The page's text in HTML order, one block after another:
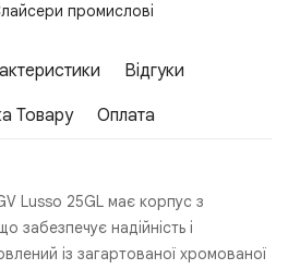
промислові
Відгуки
Товару Оплата
Lusso 25GL має корпус з
забезпечує надійність і
із загартованої хромованої